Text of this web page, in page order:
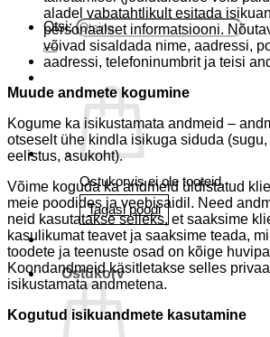
Otsi:
Ostukorvis ei ole tooteid.
Tagasi poodi
Ostukorv
aladel vabatahtlikult esitada
personaalset informatsiooni.
võivad sisaldada nime, aadressi,
aadressi, telefoninumbrit ja teisi
Muude andmete kogumine
Kogume ka isikustamata andmeid –
otseselt ühe kindla isikuga siduda
eelistus, asukoht).
Võime koguda ka andmeid üldistatud
meie poodides ja veebisaidil. Need
neid kasutatakse selleks, et saaksime
kasulikumat teavet ja saaksime teada,
toodete ja teenuste osad on kõige
Koondandmeid käsitletakse selles
isikustamata andmetena.
Kogutud isikuandmete kasutamine